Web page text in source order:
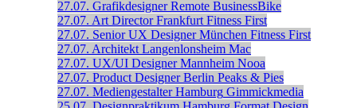
27.07. Grafikdesigner Remote BusinessBike
27.07. Art Director Frankfurt Fitness First
27.07. Senior UX Designer München Fitness First
27.07. Architekt Langenlonsheim Mac
27.07. UX/UI Designer Mannheim Nooa
27.07. Product Designer Berlin Peaks & Pies
27.07. Mediengestalter Hamburg Gimmickmedia